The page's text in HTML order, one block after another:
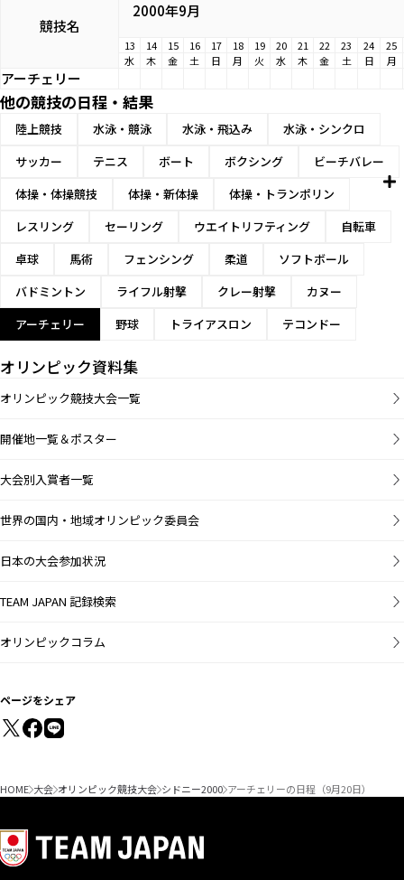
競技名
2000年9月
13 14 15 16 17 18 19 20 21 22 23 24
25
水
木 金 土 日 月 火 水 木 金 土 日 月
アーチェリー
他の競技の日程・結果
陸上競技 水泳・競泳 水泳・飛込み
水泳・シンクロ
サッカー
テニス ボート ボクシング
ビーチバレー
体操・体操競技
体操・新体操
体操・トランポリン
レスリング
セーリング ウエイトリフティング
自転車
卓球
馬術 フェンシング 柔道
ソフトボール
バドミントン
ライフル射撃 クレー射撃
カヌー
アーチェリー
野球 トライアスロン テコンドー
オリンピック資料集
オリンピック競技大会一覧
開催地一覧＆ポスター
大会別入賞者一覧
世界の国内・地域オリンピック委員会
日本の大会参加状況
TEAM JAPAN 記録検索
オリンピックコラム
ページをシェア
HOME 大会 オリンピック競技大会 シドニー2000 アーチェリーの日程（9月20日）